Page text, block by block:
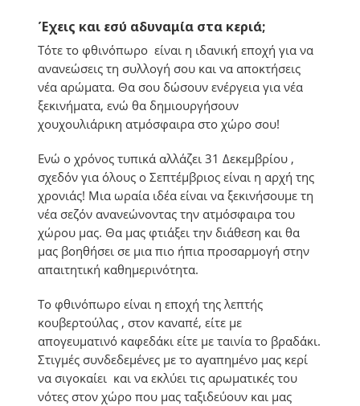
Έχεις και εσύ αδυναμία στα κεριά;
Τότε το φθινόπωρο είναι η ιδανική εποχή για να
ανανεώσεις τη συλλογή σου και να αποκτήσεις
νέα αρώματα. Θα σου δώσουν ενέργεια για νέα
ξεκινήματα, ενώ θα δημιουργήσουν
χουχουλιάρικη ατμόσφαιρα στο χώρο σου!
Ενώ ο χρόνος τυπικά αλλάζει 31 Δεκεμβρίου ,
σχεδόν για όλους ο Σεπτέμβριος είναι η αρχή της
χρονιάς! Μια ωραία ιδέα είναι να ξεκινήσουμε τη
νέα σεζόν ανανεώνοντας την ατμόσφαιρα του
χώρου μας. Θα μας φτιάξει την διάθεση και θα
μας βοηθήσει σε μια πιο ήπια προσαρμογή στην
απαιτητική καθημερινότητα.
Το φθινόπωρο είναι η εποχή της λεπτής
κουβερτούλας , στον καναπέ, είτε με
απογευματινό καφεδάκι είτε με ταινία το βραδάκι.
Στιγμές συνδεδεμένες με το αγαπημένο μας κερί
να σιγοκαίει και να εκλύει τις αρωματικές του
νότες στον χώρο που μας ταξιδεύουν και μας